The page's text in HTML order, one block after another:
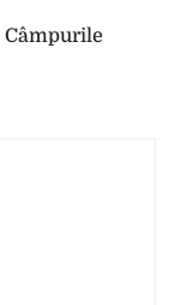
Câmpurile